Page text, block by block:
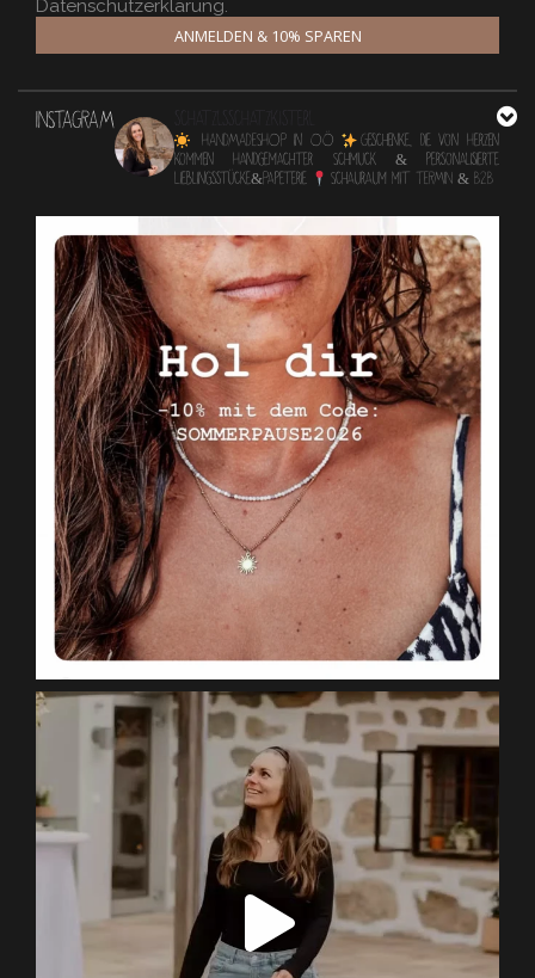
Datenschutzerklärung.
ANMELDEN & 10% SPAREN
INSTAGRAM
HANDMADESHOP in OÖ
Geschenke, die von Herzen
kommen Handgemachter Schmuck & personalisierte
Lieblingsstücke&Papeterie
Schauraum mit TERMIN & B2B